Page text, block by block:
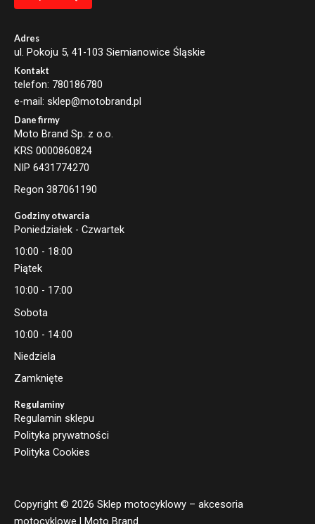
l
m
a
l
Adres
ul. Pokoju 5, 41-103 Siemianowice Śląskie
Kontakt
telefon: 780186780
e-mail: sklep@motobrand.pl
Dane firmy
Moto Brand Sp. z o.o.
KRS 0000860824
NIP 6431774270
Regon 387061190
Godziny otwarcia
Poniedziałek - Czwartek
10:00 - 18:00
Piątek
10:00 - 17:00
Sobota
10:00 - 14:00
Niedziela
Zamknięte
Regulaminy
Regulamin sklepu
Polityka prywatności
Polityka Cookies
Copyright © 2026 Sklep motocyklowy – akcesoria
motocyklowe | Moto Brand